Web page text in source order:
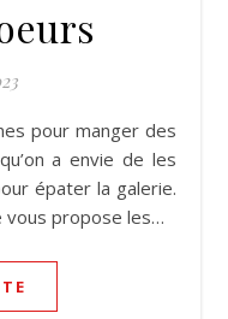
a envie de les
épater la galerie.
vous propose les…